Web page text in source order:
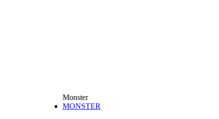
Monster
MONSTER